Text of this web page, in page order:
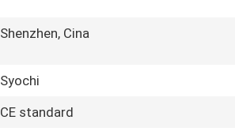
Shenzhen, Cina
Syochi
CE standard